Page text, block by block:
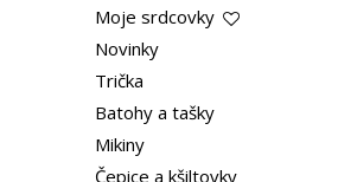
Moje srdcovky
Novinky
Trička
Batohy a tašky
Mikiny
Čepice a kšiltovky